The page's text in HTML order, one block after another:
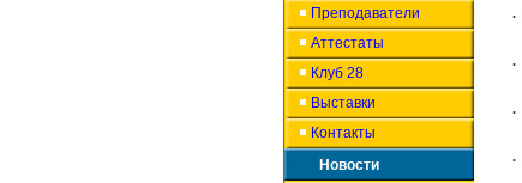
Преподаватели
Аттестаты
Клуб 28
Выставки
Контакты
Новости
.
.
.
.